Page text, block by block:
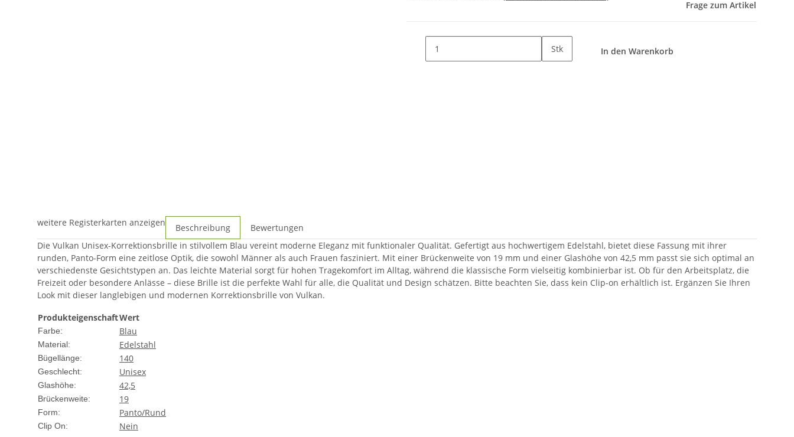
Frage zum Artikel
Stk In den Warenkorb
weitere Registerkarten anzeigen Beschreibung
Bewertungen
Die Vulkan Unisex-Korrektionsbrille in stilvollem Blau vereint moderne Eleganz mit funktionaler Qualität. Gefertigt aus hochwertigem Edelstahl, bietet diese Fassung mit ihrer
runden, Panto-Form eine zeitlose Optik, die sowohl Männer als auch Frauen fasziniert. Mit einer Brückenweite von 19 mm und einer Glashöhe von 42,5 mm passt sie sich optimal an
verschiedenste Gesichtstypen an. Das leichte Material sorgt für hohen Tragekomfort im Alltag, während die klassische Form vielseitig kombinierbar ist. Ob für den Arbeitsplatz, die
Freizeit oder besondere Anlässe – diese Brille ist die perfekte Wahl für alle, die Qualität und Design schätzen. Bitte beachten Sie, dass kein Clip-on erhältlich ist. Ergänzen Sie Ihren
Look mit dieser langlebigen und modernen Korrektionsbrille von Vulkan.
ProdukteigenschaftWert
Farbe: Blau
Material: Edelstahl
Bügellänge: 140
Geschlecht: Unisex
Glashöhe: 42,5
Brückenweite: 19
Form: Panto/Rund
Clip On: Nein